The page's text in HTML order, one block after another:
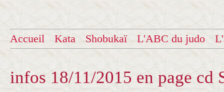
Accueil Kata Shobukaï L'ABC du judo
infos 18/11/2015 en page cd